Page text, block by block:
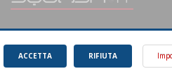
SQUASH.it: Il punto di riferimento
magnifico sport.
Leggi
RIFIUTA
ACCETTA